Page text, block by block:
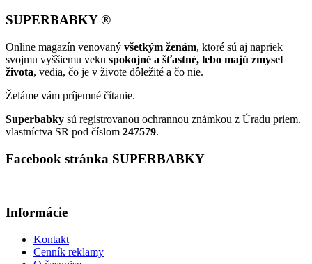
SUPERBABKY ®
Online magazín venovaný všetkým ženám, ktoré sú aj napriek
svojmu vyššiemu veku spokojné a šťastné, lebo majú zmysel
života, vedia, čo je v živote dôležité a čo nie.
Želáme vám príjemné čítanie.
Superbabky sú registrovanou ochrannou známkou z Úradu priem.
vlastníctva SR pod číslom 247579.
Facebook stránka SUPERBABKY
Informácie
Kontakt
Cenník reklamy